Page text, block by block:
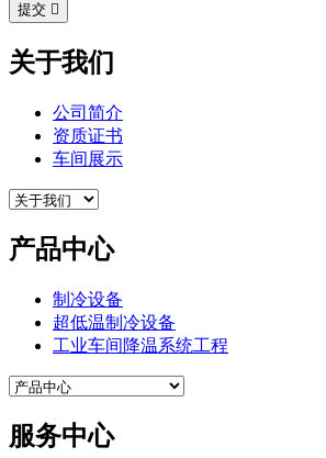
提交 
关于我们
公司简介
资质证书
车间展示
产品中心
制冷设备
超低温制冷设备
工业车间降温系统工程
服务中心